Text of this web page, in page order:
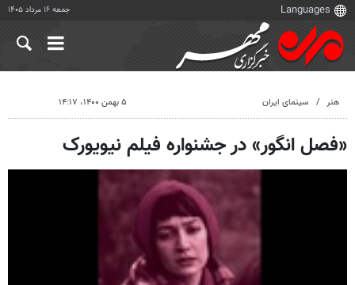
جمعه ۱۶ مرداد ۱۴۰۵
هنر سینمای ایران ۵ بهمن ۱۴۰۰، ۱۴:۱۷
«فصل انگور» در جشنواره فیلم نیویورک